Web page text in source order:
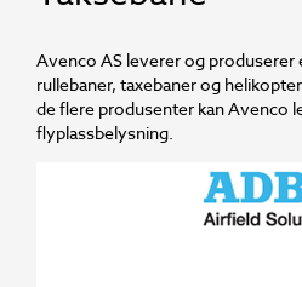
Avenco AS leverer og produserer
rullebaner, taxebaner og
de flere produsenter kan Avenco
flyplassbelysning.